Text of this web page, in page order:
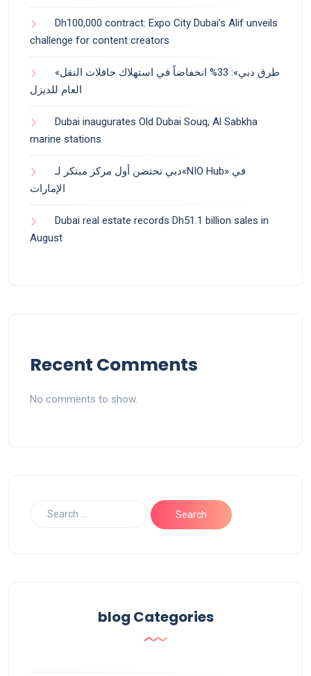
Dh100,000 contract: Expo City Dubai’s Alif unveils
challenge for content creators
«طرق دبي»: 33% انخفاضاً في استهلاك حافلات النقل
العام للديزل
Dubai inaugurates Old Dubai Souq, Al Sabkha
marine stations
دبي تحتضن أول مركز مبتكر لـ«NIO Hub» في
الإمارات
Dubai real estate records Dh51.1 billion sales in
August
Recent Comments
No comments to show.
blog Categories